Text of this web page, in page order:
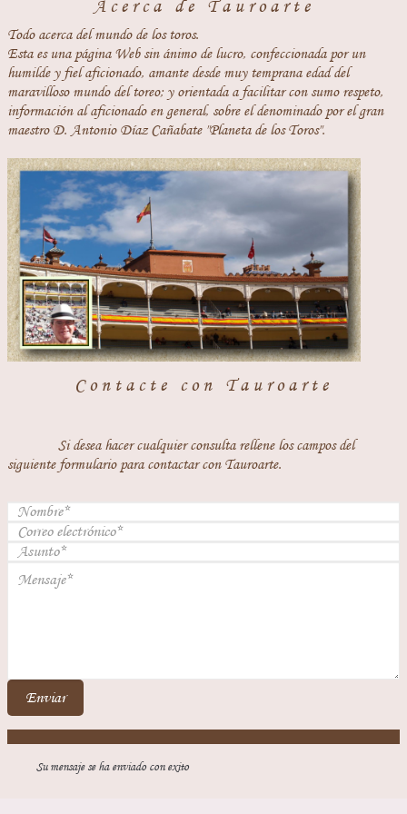
Acerca de Tauroarte
Todo acerca del mundo de los toros.
Esta es una página Web sin ánimo de lucro, confeccionada por un
humilde y fiel aficionado, amante desde muy temprana edad del
maravilloso mundo del toreo; y orientada a facilitar con sumo respeto,
información al aficionado en general, sobre el denominado por el gran
maestro D. Antonio Díaz Cañabate "Planeta de los Toros".
Contacte con Tauroarte
Si desea hacer cualquier consulta rellene los campos del
siguiente formulario para contactar con Tauroarte.
Enviar
Su mensaje se ha enviado con exito